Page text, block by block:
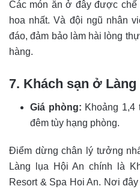
Các món ăn ở đây được
hoa nhất. Và đội ngũ nhân
đáo, đảm bảo làm hài lòng
hàng.
7. Khách sạn ở Làng
Giá phòng: Khoảng 1,4
đêm tùy hạng phòng.
Điểm dừng chân lý tưởng
Làng lụa Hội An chính là
Resort & Spa Hoi An. Nơi